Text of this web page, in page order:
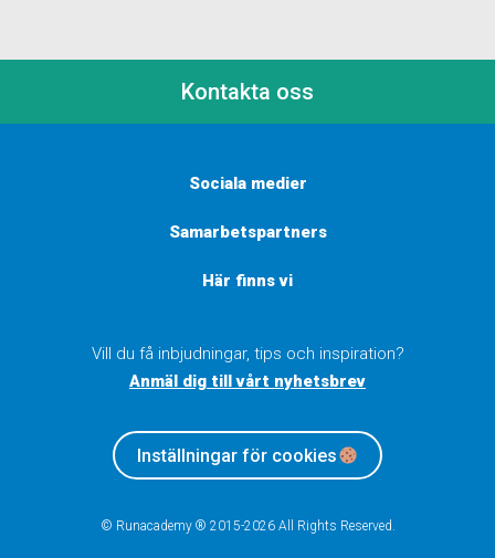
Kontakta oss
Sociala medier
Samarbetspartners
Här finns vi
Vill du få inbjudningar, tips och inspiration?
Anmäl dig till vårt nyhetsbrev
Inställningar för cookies
© Runacademy ® 2015-2026 All Rights Reserved.